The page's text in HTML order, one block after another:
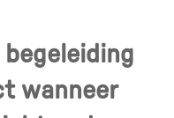
wanneer